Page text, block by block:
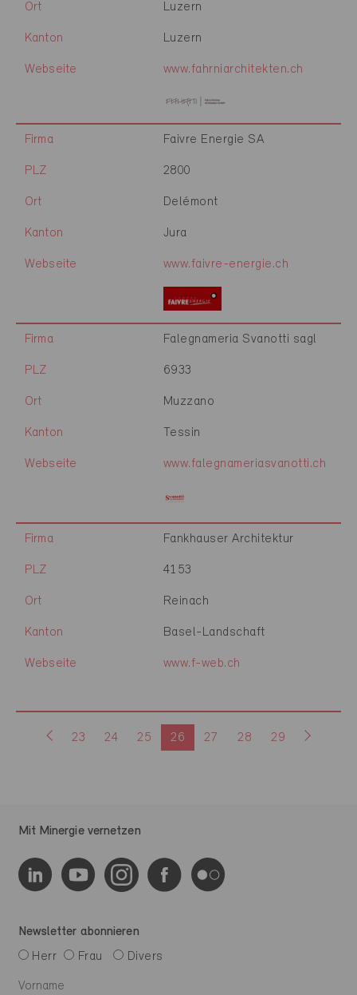
Ort Luzern
Kanton Luzern
Webseite www.fahrniarchitekten.ch
Firma Faivre Energie SA
PLZ 2800
Ort Delémont
Kanton Jura
Webseite www.faivre-energie.ch
Firma Falegnameria Svanotti sagl
PLZ 6933
Ort Muzzano
Kanton Tessin
Webseite www.falegnameriasvanotti.ch
Firma Fankhauser Architektur
PLZ 4153
Ort Reinach
Kanton Basel-Landschaft
Webseite www.f-web.ch
23 24 25 26 27 28 29
Mit Minergie vernetzen
Newsletter abonnieren
Herr
Frau Divers